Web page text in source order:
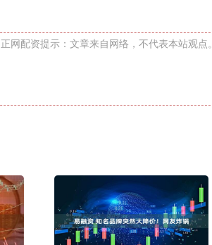
网配资提示：文章来自网络，不代表本站观点。